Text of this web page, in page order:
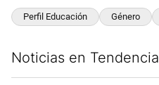
Perfil Educación Género
Noticias en Tendencia